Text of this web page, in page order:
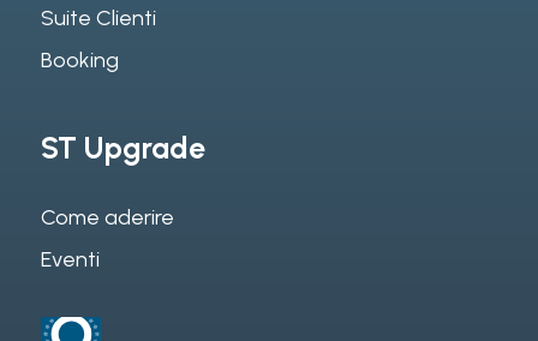
Suite Clienti
Booking
ST Upgrade
Come aderire
Eventi